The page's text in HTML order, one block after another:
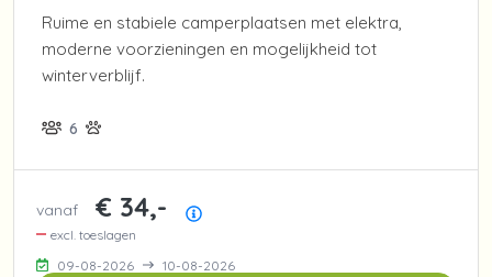
Ruime en stabiele camperplaatsen met elektra,
moderne voorzieningen en mogelijkheid tot
winterverblijf.
6
vanaf € 34,-
excl. toeslagen
09-08-2026
10-08-2026